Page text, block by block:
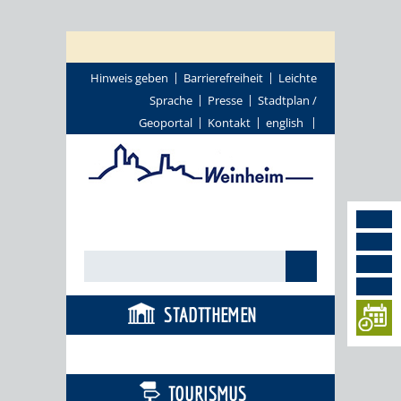
Hinweis geben Barrierefreiheit
Leichte
Sprache
Presse
Stadtplan /
Geoportal
Kontakt english
STADTTHEMEN
TOURISMUS